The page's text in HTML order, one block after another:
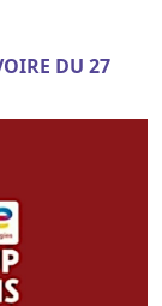
DU 27